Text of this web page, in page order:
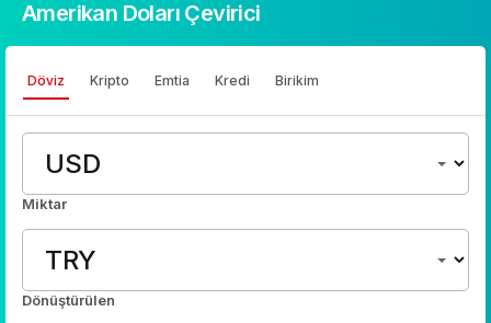
Amerikan Doları Çevirici
Döviz Kripto Emtia Kredi Birikim
Miktar
Dönüştürülen